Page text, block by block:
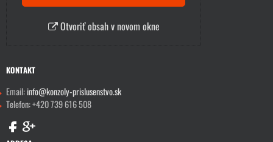
Otvoriť obsah v novom okne
KONTAKT
Email:info@konzoly-prislusenstvo.sk
Telefon: +420 739 616 508